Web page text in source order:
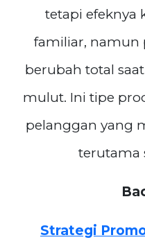
tetapi efeknya
familiar, namun
berubah total
mulut. Ini tipe
pelanggan yang
terutama
Strategi